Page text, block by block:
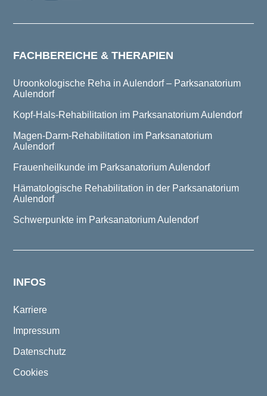
FACHBEREICHE & THERAPIEN
Uroonkologische Reha in Aulendorf – Parksanatorium
Aulendorf
Kopf-Hals-Rehabilitation im Parksanatorium Aulendorf
Magen-Darm-Rehabilitation im Parksanatorium
Aulendorf
Frauenheilkunde im Parksanatorium Aulendorf
Hämatologische Rehabilitation in der Parksanatorium
Aulendorf
Schwerpunkte im Parksanatorium Aulendorf
INFOS
Karriere
Impressum
Datenschutz
Cookies